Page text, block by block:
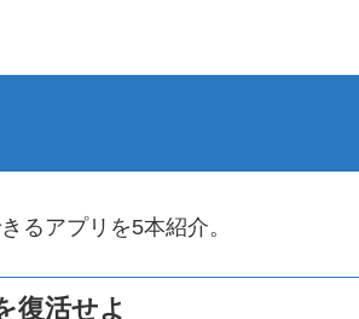
るアプリを5本紹介。
復活せよ